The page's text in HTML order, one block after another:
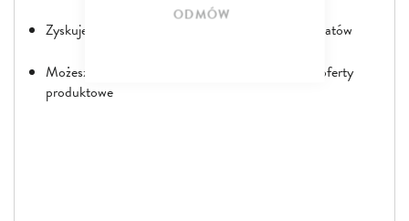
ODMÓW
Zyskujesz dostęp do ograniczonych promocji i rabatów
Możesz otrzymywać specjalne spersonalizowane oferty
produktowe